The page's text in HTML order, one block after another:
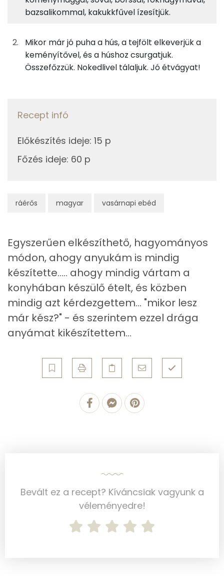
ráérős magyar vasárnapi ebéd
0gfűszerpaprika
tv-paprika
60g paradicsom
11 kcal
étkezési keményítő
0gbazsalikom 0 kcal
Összesen 748 kcal
Nátrium
Magnézium
Kolin:
C vitamin:
Niacin - B3 vitamin:
Likopin
Fehérje
Összesen 37.5 g
Zsír
Összesen
59.1 g
Telített zsírsav
Egyszeresen telítetlen zsírsav:
24 g
bazsalikommal, kakukkfűvel ízesítjük.
Mikor már jó puha a hús, a tejfölt elkeverjük a
keményítővel, és a húshoz csurgatjuk.
Összefőzzük. Nokedlivel tálaljuk. Jó étvágyat!
Recept infó
Előkészítés ideje: 15 p
Főzés ideje: 60 p
Egyszerűen elkészíthető, hagyományos
módon, ahogy anyukám is mindig
készítette..... ahogy mindig vártam a
konyhában készülő ételt, és közben
mindig azt kérdezgettem... "mikor lesz
már kész?" - és szerintem ezzel drága
anyámat kikészítettem...
Bevált ez a recept? Kíváncsiak vagyunk a
véleményedre!